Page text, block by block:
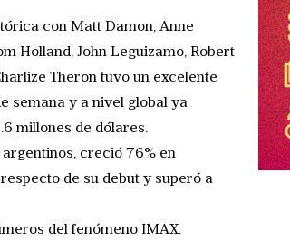
con Matt Damon, Anne
Holland, John Leguizamo, Robert
Theron tuvo un excelente
semana y a nivel global ya
millones de dólares.
creció 76% en
de su debut y superó a
del fenómeno IMAX.